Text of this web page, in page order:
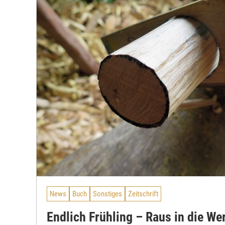
News Buch Sonstiges Zeitschrift
Endlich Frühling – Raus in die